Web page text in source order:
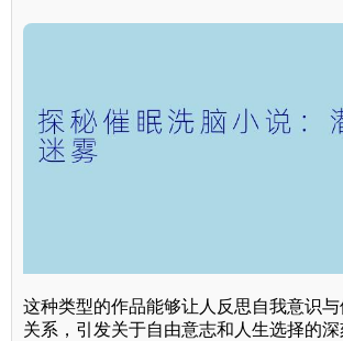
这种类型的作品能够让人反思自我意识
关系，引发关于自由意志和人生选择的